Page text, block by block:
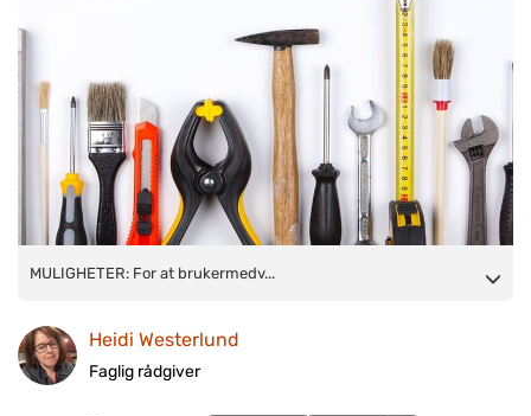
MULIGHETER: For at brukermedvirkning skal fungere på en
MULIGHETER: For at brukermedv...
Heidi Westerlund
Faglig rådgiver